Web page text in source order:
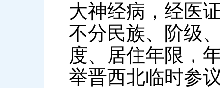
大神经病，经医
不分民族、阶级
度、居住年限，
举晋西北临时参